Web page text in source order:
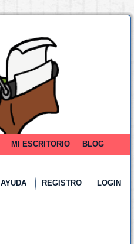
MI ESCRITORIO
BLOG
AYUDA REGISTRO LOGIN